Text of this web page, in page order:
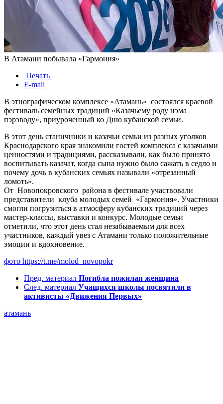
В Атамани побывала «Гармония»
Печать
E-mail
В этнографическом комплексе «Атамань» состоялся краевой
фестиваль семейных традиций «Казачьему роду нэма
пэрэводу», приуроченный ко Дню кубанской семьи.
В этот день станичники и казачьи семьи из разных уголков
Краснодарского края знакомили гостей комплекса с казачьими
ценностями и традициями, рассказывали, как было принято
воспитывать казачат, когда сына нужно было сажать в седло и
почему дочь в кубанских семьях называли «отрезанный
ломоть».
От Новопокровского района в фестивале участвовали
представители клуба молодых семей «Гармония». Участники
смогли погрузиться в атмосферу кубанских традиций через
мастер-классы, выставки и конкурс. Молодые семьи
отметили, что этот день стал незабываемым для всех
участников, каждый увез с Атамани только положительные
эмоции и вдохновение.
фото https://t.me/molod_novopokr
Пред. материал Погибла пожилая женщина
След. материал Учащихся школы посвятили в
активисты «Движения Первых»
атамань